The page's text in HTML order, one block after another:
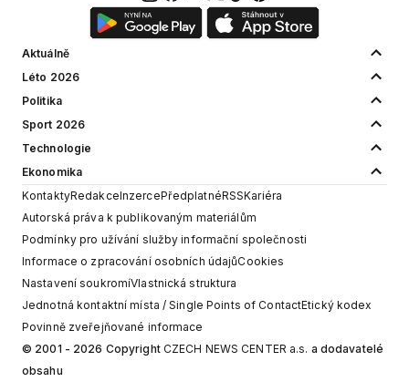
Aktuálně
Léto 2026
Politika
Sport 2026
Technologie
Ekonomika
KontaktyRedakceInzercePředplatnéRSSKariéra
Autorská práva k publikovaným materiálům
Podmínky pro užívání služby informační společnosti
Informace o zpracování osobních údajůCookies
Nastavení soukromíVlastnická struktura
Jednotná kontaktní místa / Single Points of ContactEtický kodex
Povinně zveřejňované informace
© 2001 - 2026 Copyright CZECH NEWS CENTER a.s. a dodavatelé
obsahu